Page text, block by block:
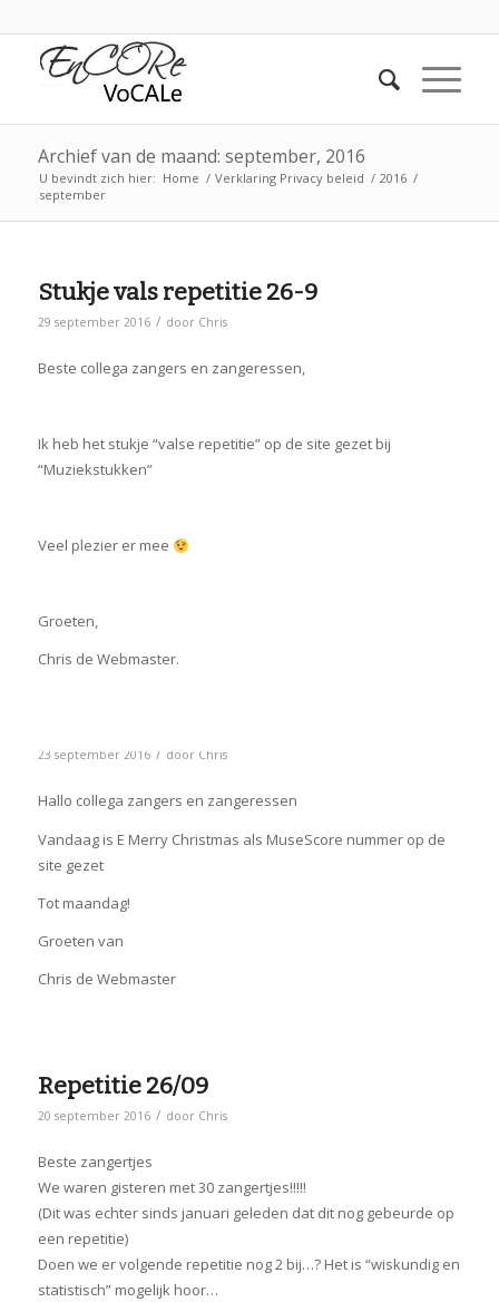
Archief van de maand: september, 2016
U bevindt zich hier: Home / Verklaring Privacy beleid / 2016 /
september
Stukje vals repetitie 26-9
29 september 2016 / door Chris
Beste collega zangers en zangeressen,
Ik heb het stukje “valse repetitie” op de site gezet bij
“Muziekstukken”
Veel plezier er mee
Groeten,
Chris de Webmaster.
23 september 2016 / door Chris
Hallo collega zangers en zangeressen
Vandaag is E Merry Christmas als MuseScore nummer op de
site gezet
Tot maandag!
Groeten van
Chris de Webmaster
Repetitie 26/09
20 september 2016 / door Chris
Beste zangertjes
We waren gisteren met 30 zangertjes!!!!!
(Dit was echter sinds januari geleden dat dit nog gebeurde op
een repetitie)
Doen we er volgende repetitie nog 2 bij…? Het is “wiskundig en
statistisch” mogelijk hoor…